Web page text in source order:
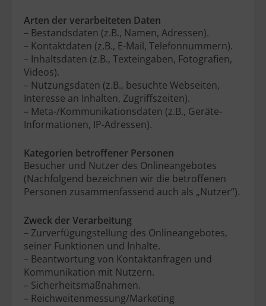
Arten der verarbeiteten Daten
– Bestandsdaten (z.B., Namen, Adressen).
– Kontaktdaten (z.B., E-Mail, Telefonnummern).
– Inhaltsdaten (z.B., Texteingaben, Fotografien,
Videos).
– Nutzungsdaten (z.B., besuchte Webseiten,
Interesse an Inhalten, Zugriffszeiten).
– Meta-/Kommunikationsdaten (z.B., Geräte-
Informationen, IP-Adressen).
Kategorien betroffener Personen
Besucher und Nutzer des Onlineangebotes
(Nachfolgend bezeichnen wir die betroffenen
Personen zusammenfassend auch als „Nutzer“).
Zweck der Verarbeitung
– Zurverfügungstellung des Onlineangebotes,
seiner Funktionen und Inhalte.
– Beantwortung von Kontaktanfragen und
Kommunikation mit Nutzern.
– Sicherheitsmaßnahmen.
– Reichweitenmessung/Marketing